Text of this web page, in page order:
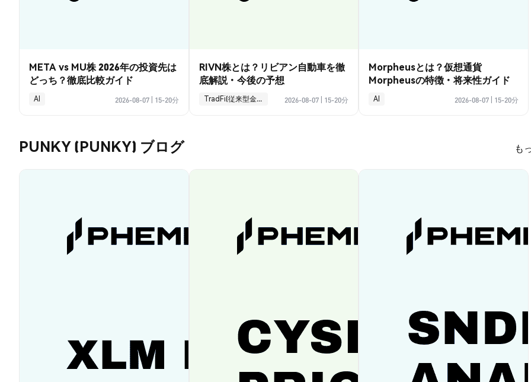
META vs MU株 2026年の投資先は
どっち？徹底比較ガイド
AI 2026-08-07 15-20分
RIVN株とは？リビアン自動車を徹
底解説・今後の予想
TradFi(従来型金融) 2026-08-07 15-20分
Morpheusとは？仮想通貨
Morpheusの特徴・将来性ガイド
AI 2026-08-07 15-20分
PUNKY (PUNKY) ブログ も